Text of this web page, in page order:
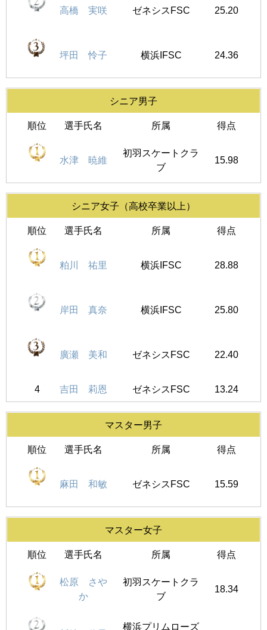
高橋 実咲 ゼネシスFSC 25.20
坪田 怜子 横浜IFSC 24.36
シニア男子
順位 選手氏名 所属 得点
水津 暁維
初羽スケートクラ
ブ
15.98
シニア女子（高校卒業以上）
順位 選手氏名 所属 得点
粕川 祐里 横浜IFSC 28.88
岸田 真奈 横浜IFSC 25.80
廣瀬 美和 ゼネシスFSC 22.40
4 吉田 莉恩 ゼネシスFSC 13.24
マスター男子
順位 選手氏名 所属 得点
麻田 和敏 ゼネシスFSC 15.59
マスター女子
順位 選手氏名 所属 得点
松原 さや
か
初羽スケートクラ
ブ
18.34
横浜プリムローズ